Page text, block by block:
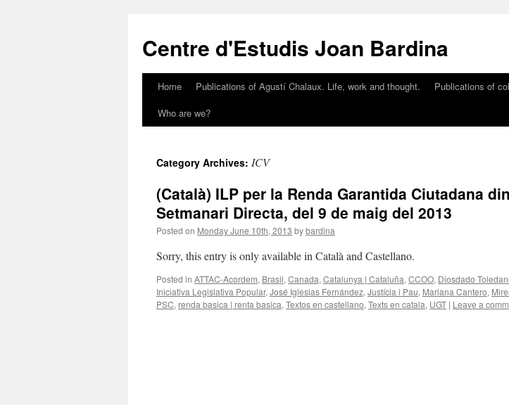
content
Centre d'Estudis Joan Bardina
Home Publications of Agustí Chalaux. Life, work and thought.
Publications of
Who are we?
Category Archives: ICV
(Català) ILP per la Renda Garantida Ciutadana
Setmanari Directa, del 9 de maig del 2013
Posted on Monday June 10th, 2013 bybardina
Sorry, this entry is only available in Català and Castellano.
Posted in ATTAC-Acordem, Brasil, Canada, Catalunya | Cataluña, CCOO, Diosdado
Iniciativa Legislativa Popular, José Iglesias Fernández, Justícia i Pau, Mariana Cantero,
PSC, renda basica | renta basica, Textos en castellano, Texts en catala, UGT | Leave a